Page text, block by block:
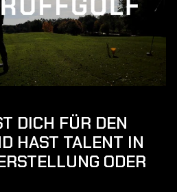
DICH FÜR DEN
HAST TALENT IN
ODER